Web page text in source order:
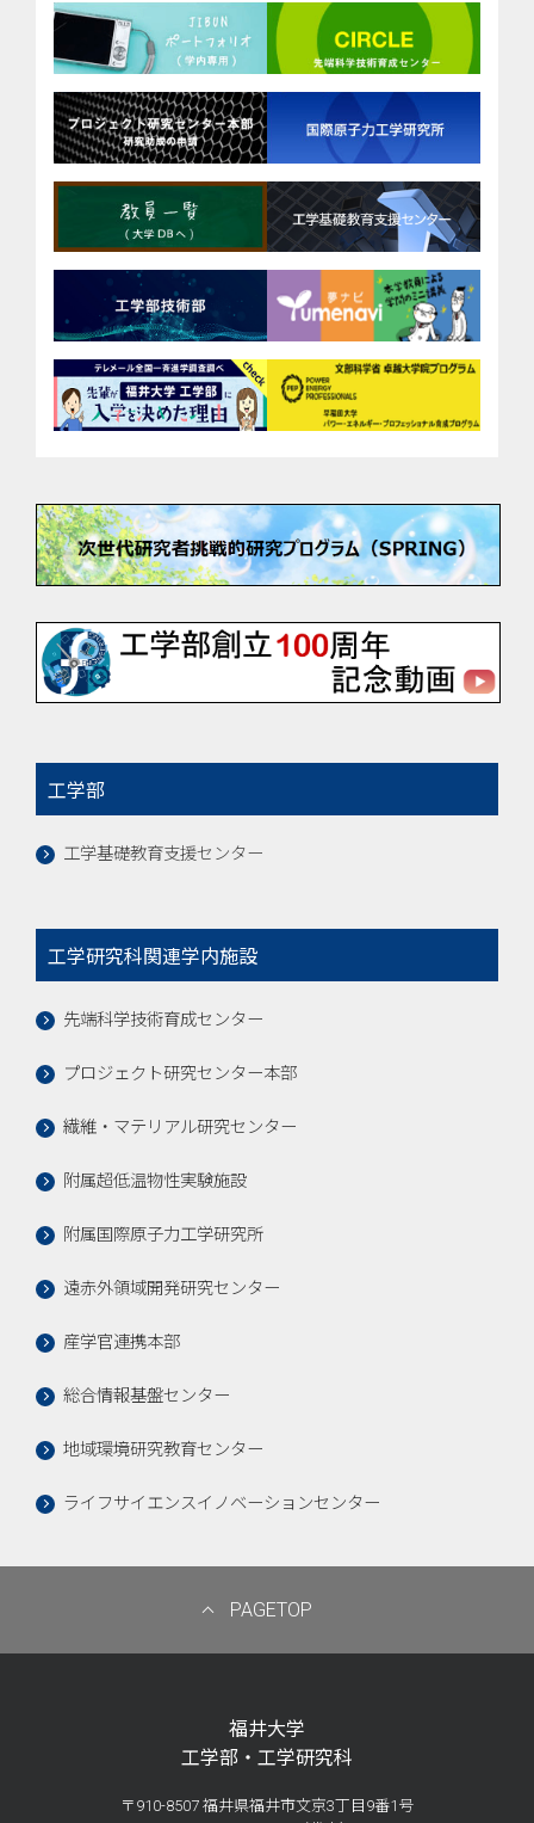
工学部
工学基礎教育支援センター
工学研究科関連学内施設
先端科学技術育成センター
プロジェクト研究センター本部
繊維・マテリアル研究センター
附属超低温物性実験施設
附属国際原子力工学研究所
遠赤外領域開発研究センター
産学官連携本部
総合情報基盤センター
地域環境研究教育センター
ライフサイエンスイノベーションセンター
PAGETOP
福井大学
工学部・工学研究科
〒910-8507 福井県福井市文京3丁目9番1号